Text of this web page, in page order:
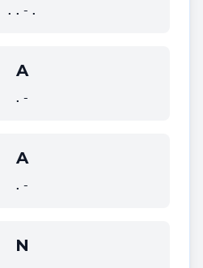
..-.
A
.-
A
.-
N